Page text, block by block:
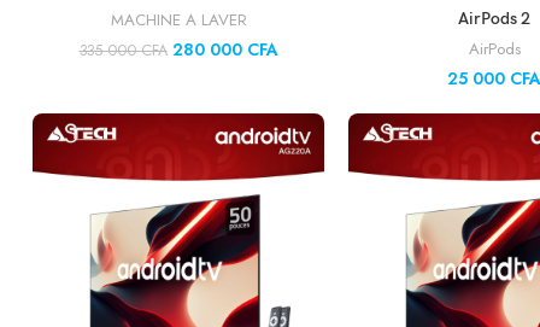
AJOUTER AU PANIER
MACHINE A LAVER
335 000CFA 280 000 CFA
AJOUTER AU
AirPods 2
AirPods
25 000 CFA